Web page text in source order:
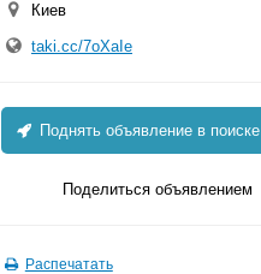
Киев
taki.cc/7oXaIe
Поднять объявление в поиске
Поделиться объявлением
Распечатать